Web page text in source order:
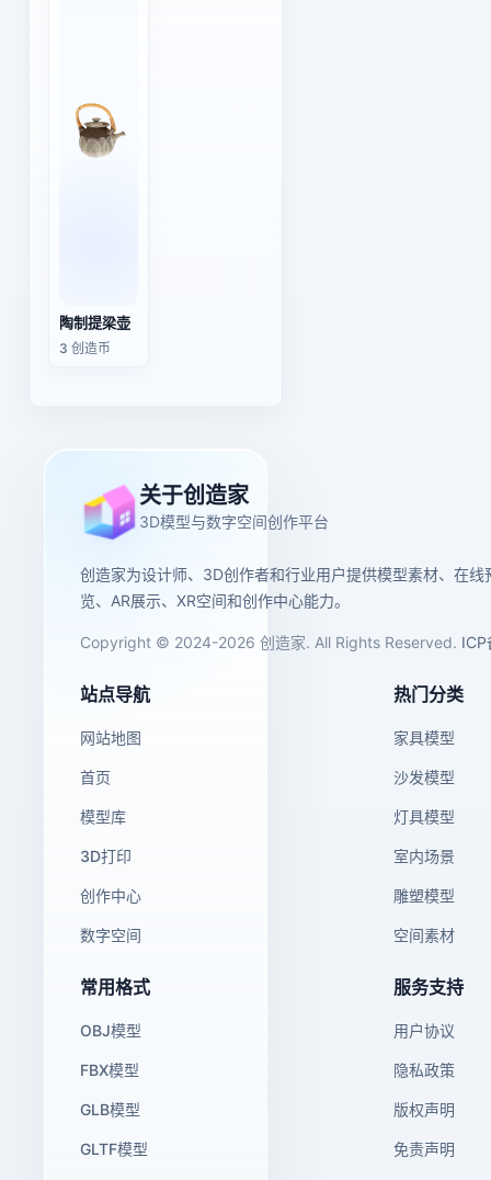
陶制提梁壶
3 创造币
关于创造家
3D模型与数字空间创作平台
创造家为设计师、3D创作者和行业用户提供模型素材、在线
览、AR展示、XR空间和创作中心能力。
Copyright © 2024-2026 创造家. All Rights Reserved. ICP
站点导航
网站地图
首页
模型库
3D打印
创作中心
数字空间
热门分类
家具模型
沙发模型
灯具模型
室内场景
雕塑模型
空间素材
常用格式
OBJ模型
FBX模型
GLB模型
GLTF模型
服务支持
用户协议
隐私政策
版权声明
免责声明